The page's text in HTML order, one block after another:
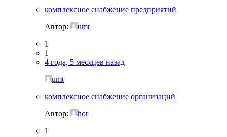
комплексное снабжение предприятий
Автор:
umt
1
1
4 года, 5 месяцев назад
umt
комплексное снабжение организаций
Автор:
hor
1